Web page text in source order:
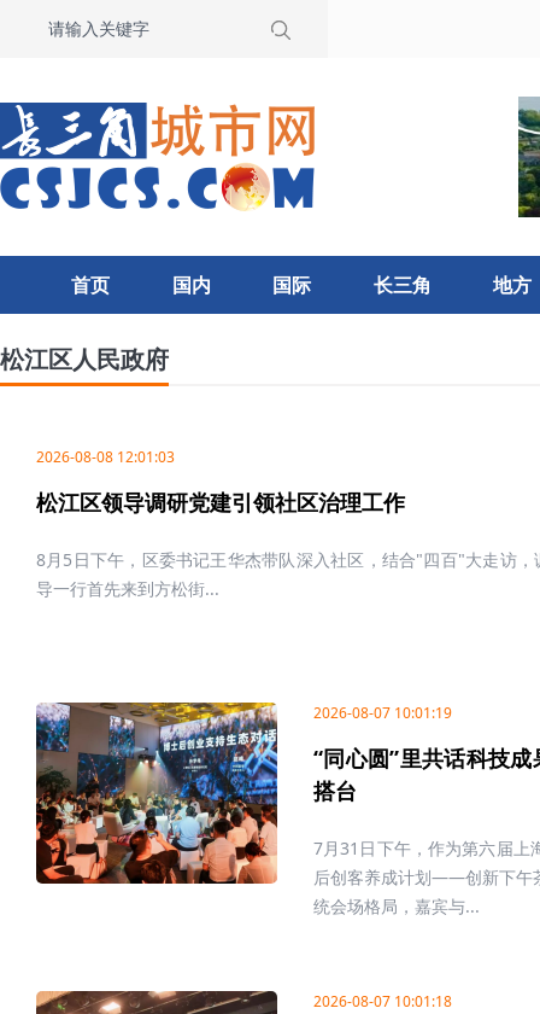
首页 国内 国际 长三角 地方
松江区人民政府
2026-08-08 12:01:03
松江区领导调研党建引领社区治理工作
8月5日下午，区委书记王华杰带队深入社区，结合"四百"大走访
导一行首先来到方松街...
2026-08-07 10:01:19
“同心圆”里共话科技
搭台
7月31日下午，作为第六届上
后创客养成计划——创新下午
统会场格局，嘉宾与...
2026-08-07 10:01:18